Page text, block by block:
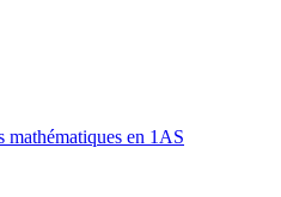
mathématiques en 1AS